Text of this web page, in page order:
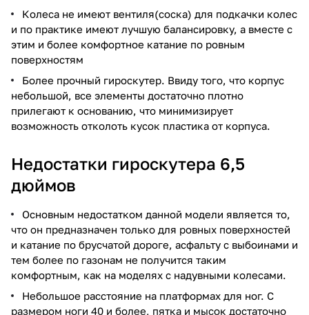
Колеса не имеют вентиля(соска) для подкачки колес
и по практике имеют лучшую балансировку, а вместе с
этим и более комфортное катание по ровным
поверхностям
Более прочный гироскутер. Ввиду того, что корпус
небольшой, все элементы достаточно плотно
прилегают к основанию, что минимизирует
возможность отколоть кусок пластика от корпуса.
Недостатки гироскутера 6,5
дюймов
Основным недостатком данной модели является то,
что он предназначен только для ровных поверхностей
и катание по брусчатой дороге, асфальту с выбоинами и
тем более по газонам не получится таким
комфортным, как на моделях с надувными колесами.
Небольшое расстояние на платформах для ног. С
размером ноги 40 и более, пятка и мысок достаточно